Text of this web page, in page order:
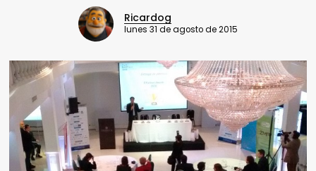
Ricardog
lunes 31 de agosto de 2015